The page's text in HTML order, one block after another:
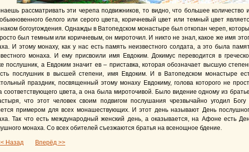
рассматривать эти черепа подвижников, то видно, что большее количество
белого или серого цвета, коричневый цвет или темный цвет
богоугождения. Однажды в Ватопедском монастыре был откопан череп,
был темным или коричневым, он мироточил. И никто не знал, какое же имя
И этому монаху, как у нас есть память неизвестного солдата, а это была
монаха. И ему присвоили имя Евдоким. Докимус переводится в
послушник, а Евдоким значит ев – приставка, которая обозначает высшую
послушник в высшей степени, имя Евдоким. И в Ватопедском монастыре
праздник, посвященный этому монаху Евдокиму, голова которого не
соответствующего цвета, а она была мироточивой. Было видение одному из
что этот человек своим подвигом послушания чрезвычайно угодил Богу
примером для всех монашествующих. И этот день называют День
Так что есть международный женский день, а оказывается, на Афоне есть
монаха. Со всех обителей съезжаются братья на всенощное бдение.
Назад Вперёд >>